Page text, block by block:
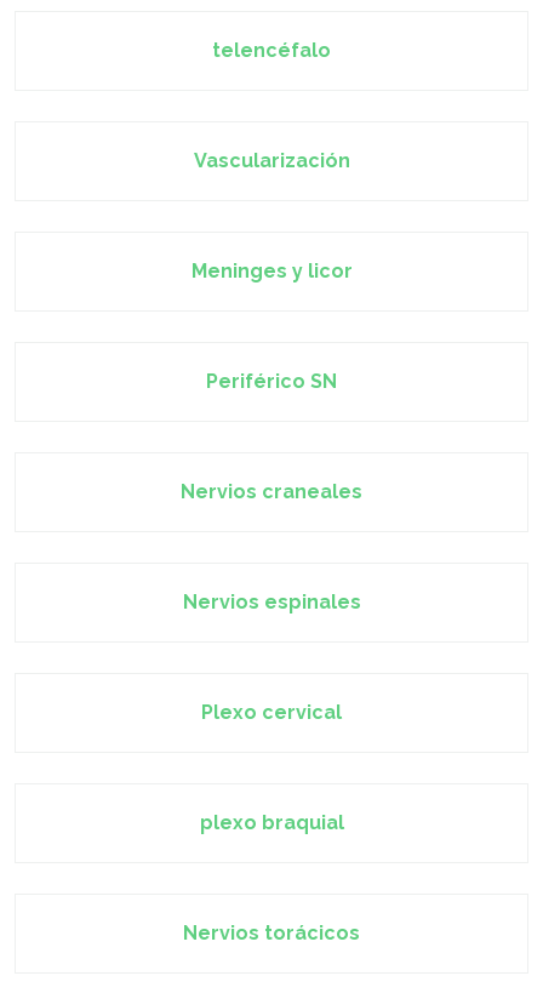
telencéfalo
Vascularización
Meninges y licor
Periférico SN
Nervios craneales
Nervios espinales
Plexo cervical
plexo braquial
Nervios torácicos